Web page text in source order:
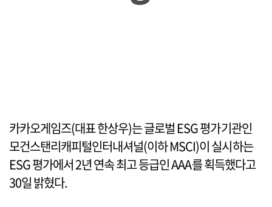
카카오게임즈(대표 한상우)는 글로벌 ESG 평가기관인
모건스탠리캐피털인터내셔널(이하 MSCI)이 실시하는
ESG 평가에서 2년 연속 최고 등급인 AAA를 획득했다고
30일 밝혔다.